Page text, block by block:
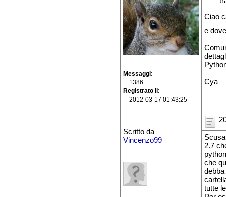
Messaggi
1386
Registrato il
2012-03-17 01:43:25
Ciao
e
Cya
Scritto da
Vincenzo99
2.7
che
tutte